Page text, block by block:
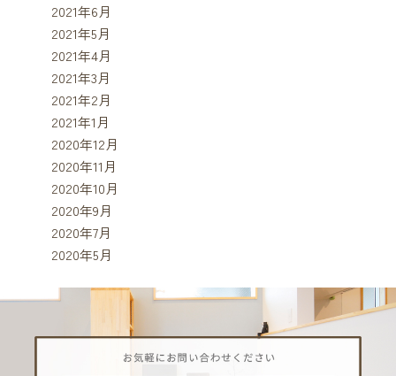
2021年6月
2021年5月
2021年4月
2021年3月
2021年2月
2021年1月
2020年12月
2020年11月
2020年10月
2020年9月
2020年7月
2020年5月